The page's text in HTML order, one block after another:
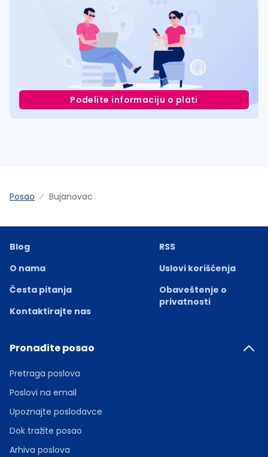
Podelite informaciju o plati
Posao Bujanovac
Blog
O nama
Česta pitanja
Kontaktirajte nas
RSS
Uslovi korišćenja
Obaveštenje o
privatnosti
Pronađite posao
Pretraga poslova
Poslovi na email
Upoznajte poslodavce
Dok tražite posao
Arhiva poslova